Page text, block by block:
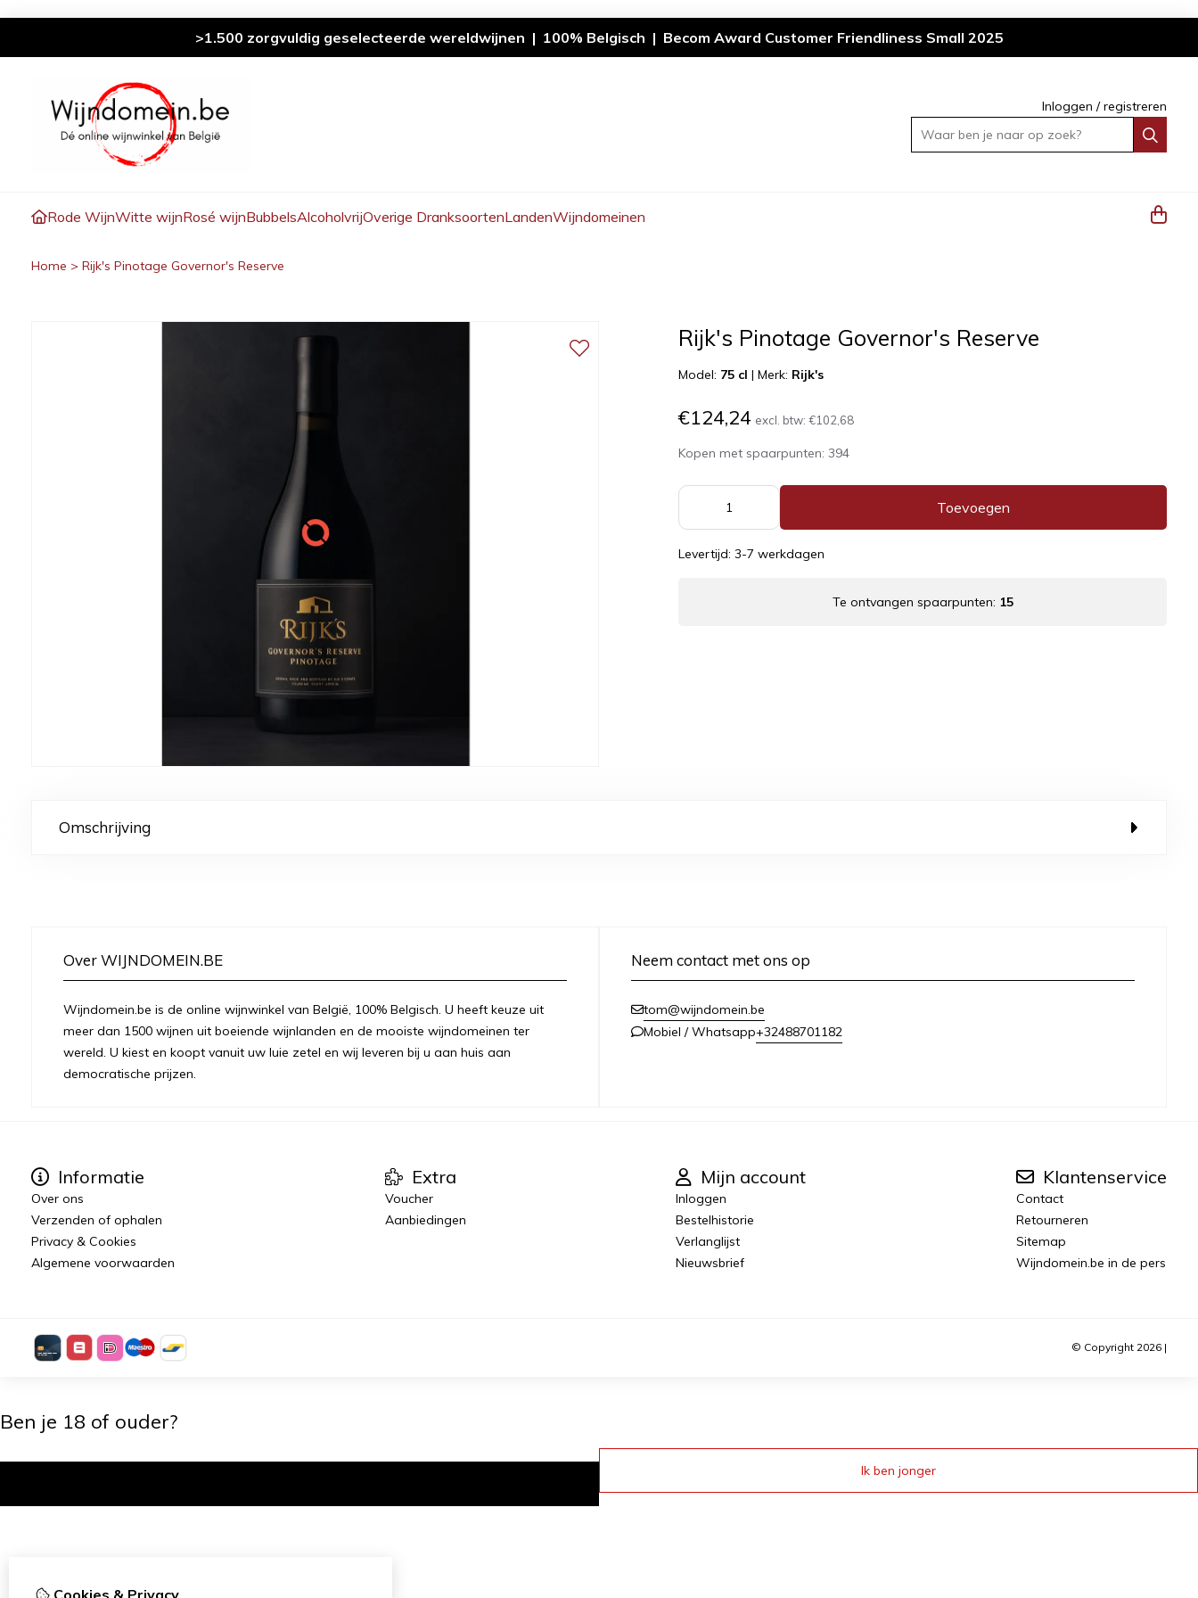
>1.500 zorgvuldig geselecteerde wereldwijnen | 100% Belgisch | Becom Award Customer Friendliness Small 2025
Inloggen /registreren
Waar ben je naar op zoek?
Rode WijnWitte wijnRosé wijnBubbelsAlcoholvrijOverige DranksoortenLandenWijndomeinen
Home > Rijk's Pinotage Governor's Reserve
Rijk's Pinotage Governor's Reserve
Model: 75 cl |Merk: Rijk's
€124,24 excl. btw:€102,68
Kopen met spaarpunten:394
Toevoegen
Levertijd: 3-7 werkdagen
Te ontvangen spaarpunten: 15
Omschrijving
Over WIJNDOMEIN.BE
Wijndomein.be is de online wijnwinkel van België, 100% Belgisch. U heeft keuze uit
meer dan 1500 wijnen uit boeiende wijnlanden en de mooiste wijndomeinen ter
wereld. U kiest en koopt vanuit uw luie zetel en wij leveren bij u aan huis aan
democratische prijzen.
Neem contact met ons op
tom@wijndomein.be
Mobiel / Whatsapp+32488701182
Informatie
Over ons
Verzenden of ophalen
Privacy & Cookies
Algemene voorwaarden
Extra
Voucher
Aanbiedingen
Mijn account
Inloggen
Bestelhistorie
Verlanglijst
Nieuwsbrief
Klantenservice
Contact
Retourneren
Sitemap
Wijndomein.be in de pers
© Copyright 2026 |
Cookies & Privacy
Ben je 18 of ouder?
Ik ben jonger